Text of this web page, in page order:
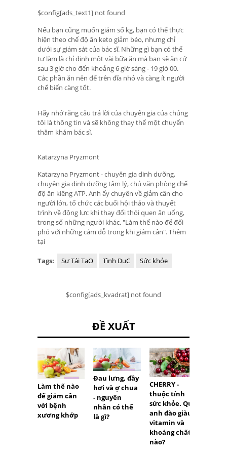
$config[ads_text1] not found
Nếu bạn cũng muốn giảm số kg, bạn có thể thực
hiện theo chế độ ăn keto giảm béo, nhưng chỉ
dưới sự giám sát của bác sĩ. Những gì bạn có thể
tự làm là chỉ định một vài bữa ăn mà bạn sẽ ăn cứ
sau 3 giờ cho đến khoảng 6 giờ sáng - 19 giờ 00.
Các phần ăn nên để trên đĩa nhỏ và càng ít người
chế biến càng tốt.
Hãy nhớ rằng câu trả lời của chuyên gia của chúng
tôi là thông tin và sẽ không thay thế một chuyến
thăm khám bác sĩ.
Katarzyna Pryzmont
Katarzyna Pryzmont - chuyên gia dinh dưỡng,
chuyên gia dinh dưỡng tâm lý, chủ văn phòng chế
độ ăn kiêng ATP. Anh ấy chuyên về giảm cân cho
người lớn, tổ chức các buổi hội thảo và thuyết
trình về động lực khi thay đổi thói quen ăn uống,
trong số những người khác. "Làm thế nào để đối
phó với những cám dỗ trong khi giảm cân". Thêm
tại
Tags: Sự Tái TạO Tình DụC Sức khỏe
$config[ads_kvadrat] not found
ĐỀ XUẤT
Làm thế nào
để giảm cân
với bệnh
xương khớp
Đau lưng, đầy
hơi và ợ chua
- nguyên
nhân có thể
là gì?
CHERRY -
thuộc tính
sức khỏe. Quả
anh đào giàu
vitamin và
khoáng chất
nào?